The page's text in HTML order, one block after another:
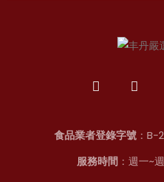
食品業者登錄字號 ：B-
服務時間：週一~